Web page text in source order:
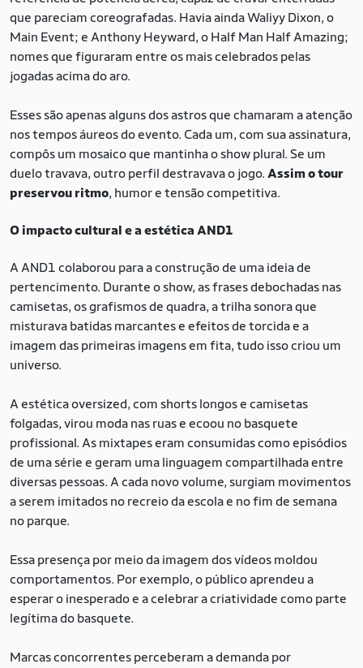
que pareciam coreografadas. Havia ainda Waliyy Dixon, o
Main Event; e Anthony Heyward, o Half Man Half Amazing;
nomes que figuraram entre os mais celebrados pelas
jogadas acima do aro.
Esses são apenas alguns dos astros que chamaram a atenção
nos tempos áureos do evento. Cada um, com sua assinatura,
compôs um mosaico que mantinha o show plural. Se um
duelo travava, outro perfil destravava o jogo. Assim o tour
preservou ritmo, humor e tensão competitiva.
O impacto cultural e a estética AND1
A AND1 colaborou para a construção de uma ideia de
pertencimento. Durante o show, as frases debochadas nas
camisetas, os grafismos de quadra, a trilha sonora que
misturava batidas marcantes e efeitos de torcida e a
imagem das primeiras imagens em fita, tudo isso criou um
universo.
A estética oversized, com shorts longos e camisetas
folgadas, virou moda nas ruas e ecoou no basquete
profissional. As mixtapes eram consumidas como episódios
de uma série e geram uma linguagem compartilhada entre
diversas pessoas. A cada novo volume, surgiam movimentos
a serem imitados no recreio da escola e no fim de semana
no parque.
Essa presença por meio da imagem dos vídeos moldou
comportamentos. Por exemplo, o público aprendeu a
esperar o inesperado e a celebrar a criatividade como parte
legítima do basquete.
Marcas concorrentes perceberam a demanda por